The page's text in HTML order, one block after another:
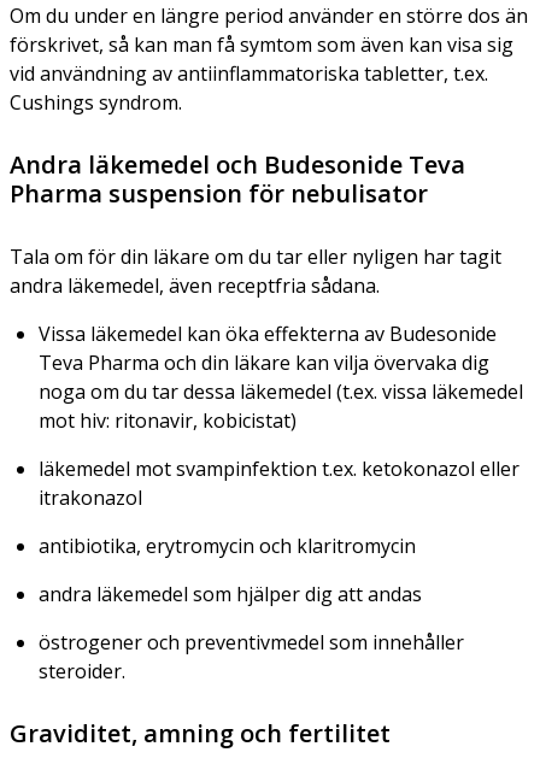
Om du under en längre period använder en större dos än
förskrivet, så kan man få symtom som även kan visa sig
vid användning av antiinflammatoriska tabletter, t.ex.
Cushings syndrom.
Andra läkemedel och Budesonide Teva
Pharma suspension för nebulisator
Tala om för din läkare om du tar eller nyligen har tagit
andra läkemedel, även receptfria sådana.
Vissa läkemedel kan öka effekterna av Budesonide
Teva Pharma och din läkare kan vilja övervaka dig
noga om du tar dessa läkemedel (t.ex. vissa läkemedel
mot hiv: ritonavir, kobicistat)
läkemedel mot svampinfektion t.ex. ketokonazol eller
itrakonazol
antibiotika, erytromycin och klaritromycin
andra läkemedel som hjälper dig att andas
östrogener och preventivmedel som innehåller
steroider.
Graviditet, amning och fertilitet